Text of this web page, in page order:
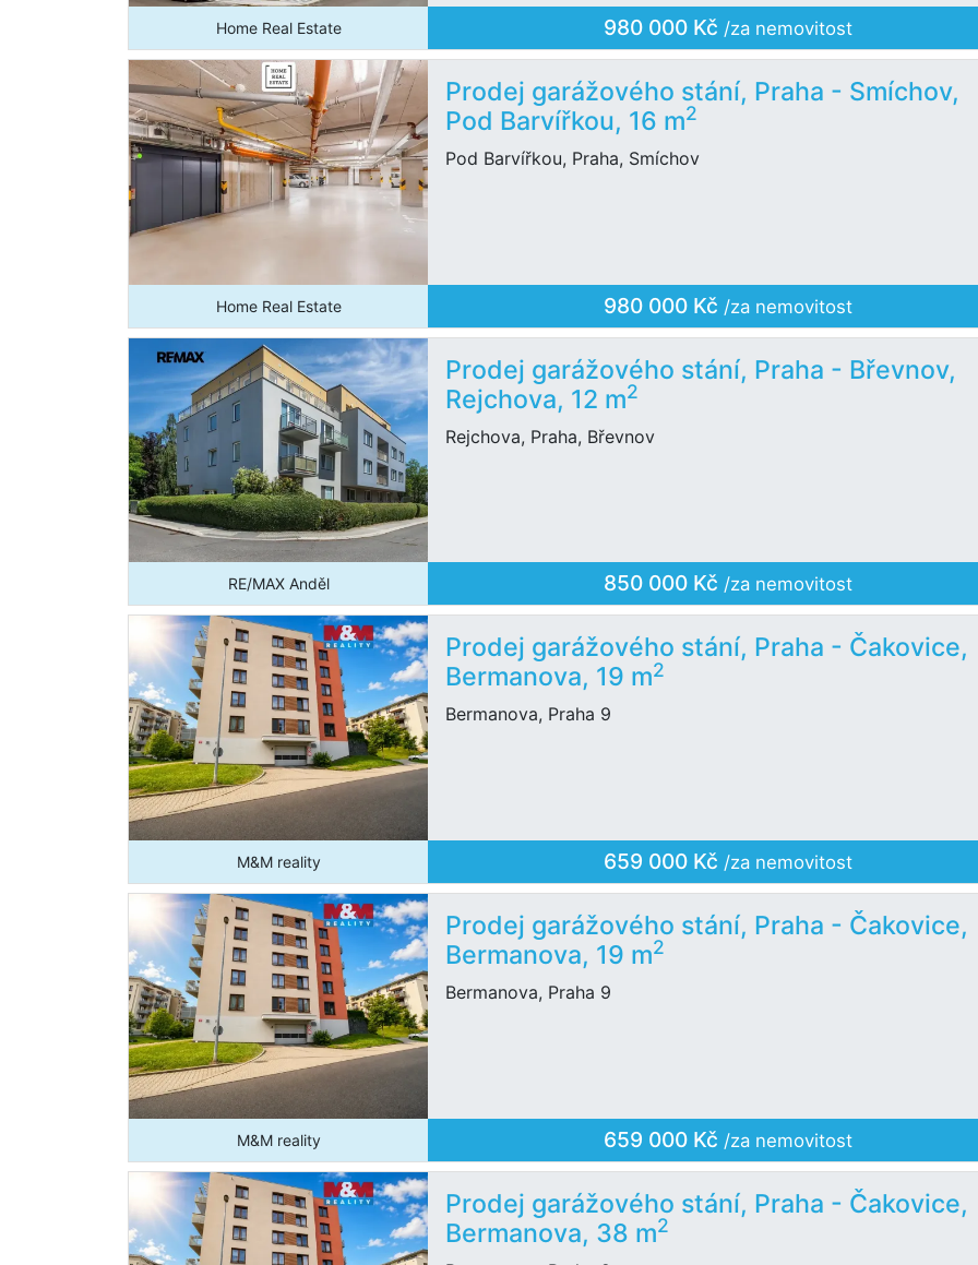
Home Real Estate 980 000 Kč /za nemovitost
Prodej garážového stání, Praha - Smíchov,
Pod Barvířkou, 16 m2
Pod Barvířkou, Praha, Smíchov
Home Real Estate 980 000 Kč /za nemovitost
Prodej garážového stání, Praha - Břevnov,
Rejchova, 12 m2
Rejchova, Praha, Břevnov
RE/MAX Anděl 850 000 Kč /za nemovitost
Prodej garážového stání, Praha - Čakovice,
Bermanova, 19 m2
Bermanova, Praha 9
M&M reality 659 000 Kč /za nemovitost
Prodej garážového stání, Praha - Čakovice,
Bermanova, 19 m2
Bermanova, Praha 9
M&M reality 659 000 Kč /za nemovitost
Prodej garážového stání, Praha - Čakovice,
Bermanova, 38 m2